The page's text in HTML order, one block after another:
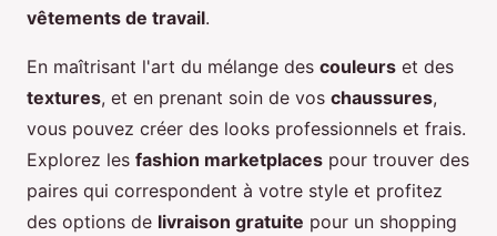
vêtements de travail.
En maîtrisant l'art du mélange des couleurs et des
textures, et en prenant soin de vos chaussures,
vous pouvez créer des looks professionnels et frais.
Explorez les fashion marketplaces pour trouver des
paires qui correspondent à votre style et profitez
des options de livraison gratuite pour un shopping